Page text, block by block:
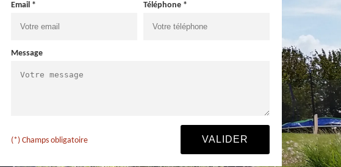
Email * Téléphone *
Message
(*) Champs obligatoire